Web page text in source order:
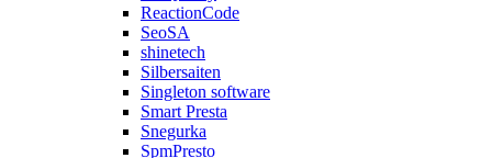
ReactionCode
SeoSA
shinetech
Silbersaiten
Singleton software
Smart Presta
Snegurka
SpmPresto